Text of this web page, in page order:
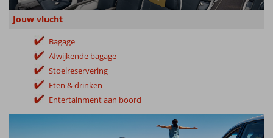
Jouw vlucht
Bagage
Afwijkende bagage
Stoelreservering
Eten & drinken
Entertainment aan boord